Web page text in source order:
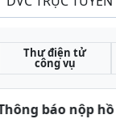
Thư điện tử
công vụ
báo nộp hồ